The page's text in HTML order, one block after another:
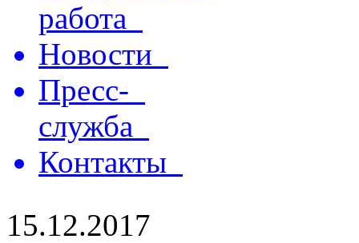
работа
Новости
Пресс-
служба
Контакты
15.12.2017